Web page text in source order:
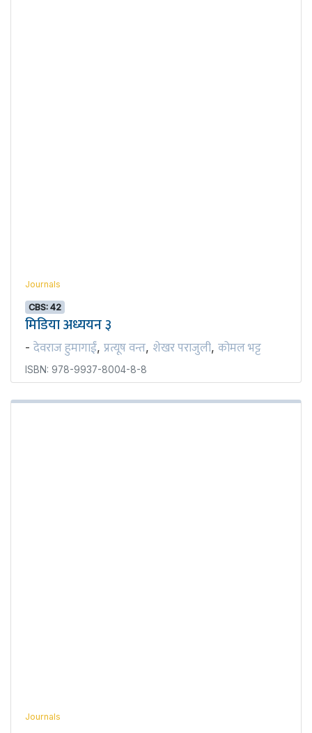
Journals
CBS: 42
मिडिया अध्ययन ३
- देवराज हुमागाईं, प्रत्यूष वन्त, शेखर पराजुली, कोमल भट्ट
ISBN: 978-9937-8004-8-8
Journals